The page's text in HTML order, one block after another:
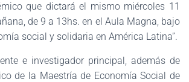
que dictará el mismo miércoles 11
de 9 a 13hs. en el Aula Magna, bajo
social y solidaria en América Latina”.
e investigador principal, además de
de la Maestría de Economía Social de